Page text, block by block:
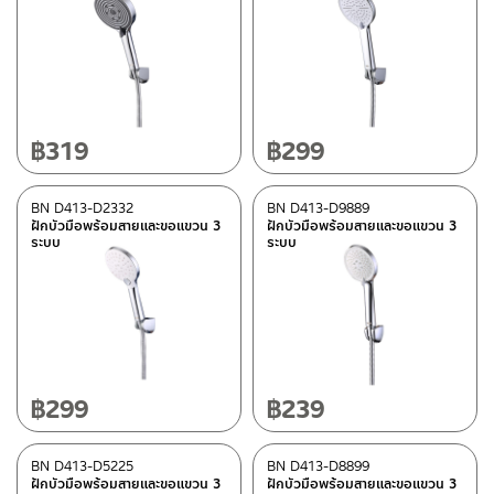
฿319 ฿299
ฝักบัวมือพร้อมสายและขอแขวน 3
ระบบ
BN D413-D2332
฿299
ฝักบัวมือพร้อมสายและขอแขวน 3
ระบบ
BN D413-D9889
฿239
ฝักบัวมือพร้อมสายและขอแขวน 3
BN D413-D5225
ฝักบัวมือพร้อมสายและขอแขวน 3
BN D413-D8899